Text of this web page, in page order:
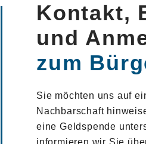
Kontakt,
und
zum
Sie möchten uns auf
Nachbarschaft
eine Geldspende
informieren wir Sie